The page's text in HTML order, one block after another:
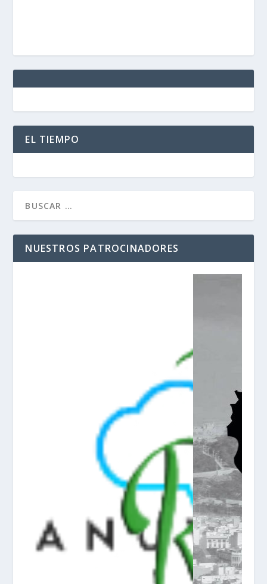
EL TIEMPO
NUESTROS PATROCINADORES